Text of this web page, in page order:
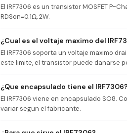
El IRF7306 es un transistor MOSFET P-
RDSon=0.1Ω, 2W.
¿Cual es el voltaje maximo del
El IRF7306 soporta un voltaje maximo
este limite, el transistor puede danarse
¿Que encapsulado tiene el IRF7306?
El IRF7306 viene en encapsulado SO8.
variar segun el fabricante.